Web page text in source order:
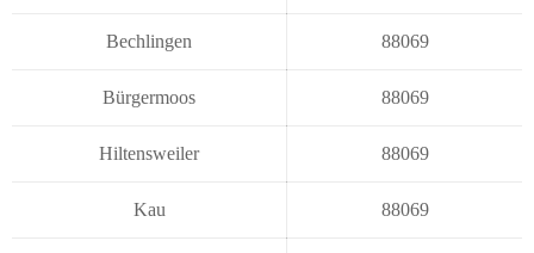
Bechlingen 88069
Bürgermoos 88069
Hiltensweiler 88069
Kau 88069